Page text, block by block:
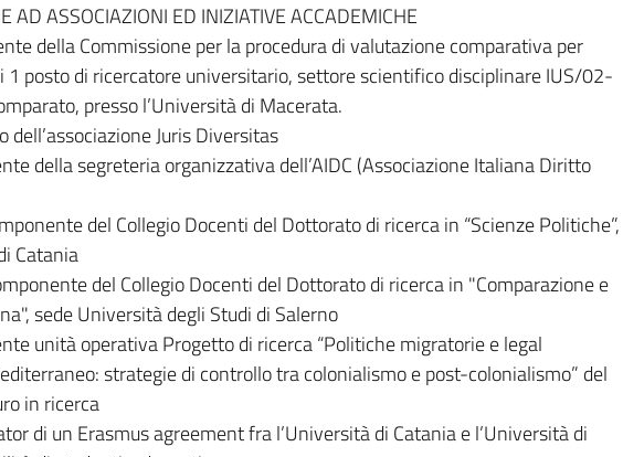
AD ASSOCIAZIONI ED INIZIATIVE ACCADEMICHE
della Commissione per la procedura di valutazione comparativa per
1 posto di ricercatore universitario, settore scientifico disciplinare IUS/02-
presso l’Università di Macerata.
Juris Diversitas
della segreteria organizzativa dell’AIDC (Associazione Italiana Diritto
del Collegio Docenti del Dottorato di ricerca in “Scienze Politiche”,
Catania
del Collegio Docenti del Dottorato di ricerca in "Comparazione e
sede Università degli Studi di Salerno
unità operativa Progetto di ricerca “Politiche migratorie e legal
strategie di controllo tra colonialismo e post-colonialismo” del
in ricerca
di un Erasmus agreement fra l’Università di Catania e l’Università di